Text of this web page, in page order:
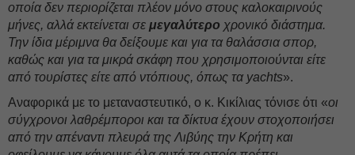
οποία δεν περιορίζεται πλέον μόνο στους καλοκαιρινούς
μήνες, αλλά εκτείνεται σε μεγαλύτερο χρονικό διάστημα.
Την ίδια μέριμνα θα δείξουμε και για τα θαλάσσια σπορ,
καθώς και για τα μικρά σκάφη που χρησιμοποιούνται είτε
από τουρίστες είτε από ντόπιους, όπως τα yachts».
Αναφορικά με το μεταναστευτικό, ο κ. Κικίλιας τόνισε ότι «οι
σύγχρονοι λαθρέμποροι και τα δίκτυα έχουν στοχοποιήσει
από την απέναντι πλευρά της Λιβύης την Κρήτη και